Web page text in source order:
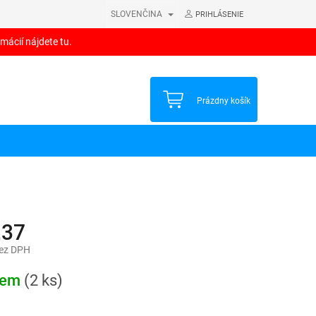
SLOVENČINA PRIHLÁSENIE
nájdete tu.
NÁKUPNÝ
Prázdny košík
DPH
(2 ks)